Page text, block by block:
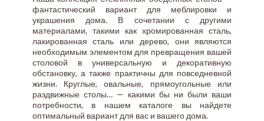
фантастический вариант для меблировки и
украшения дома. В сочетании с другими
материалами, такими как хромированная сталь,
лакированная сталь или дерево, они являются
необходимым элементом для превращения вашей
столовой в универсальную и декоративную
обстановку, а также практичны для повседневной
жизни. Круглые, овальные, прямоугольные или
раздвижные столы… — какими бы ни были ваши
потребности, в нашем каталоге вы найдете
оптимальный вариант для вас и вашего дома.